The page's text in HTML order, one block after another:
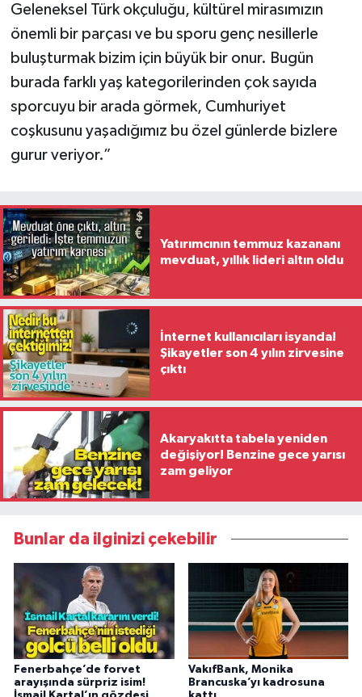
Geleneksel Türk okçuluğu, kültürel mirasımızın
önemli bir parçası ve bu sporu genç nesillerle
buluşturmak bizim için büyük bir onur. Bugün
burada farklı yaş kategorilerinden çok sayıda
sporcuyu bir arada görmek, Cumhuriyet
coşkusunu yaşadığımız bu özel günlerde bizlere
gurur veriyor.”
Yatırımcının temmuz kazananı
mevduat, yıllık lideri altın oldu
İnternet kullanıcıları isyanda!
Şikayetler son 4 yılın zirvesine
çıktı
Akaryakıtta tabela yeniden
değişiyor! Benzine gece yarısı
zam geliyor
Bunlar da ilginizi çekebilir
Fenerbahçe’de forvet
arayışında sürpriz isim!
VakıfBank, Monika
Brancuska’yı kadrosuna